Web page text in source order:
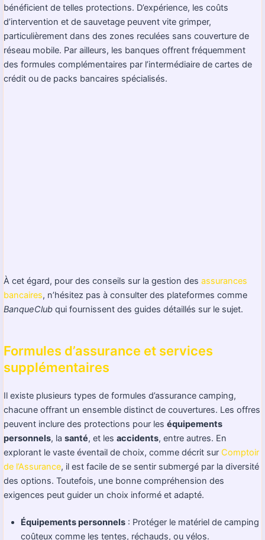
bénéficient de telles protections. D’expérience, les coûts
d’intervention et de sauvetage peuvent vite grimper,
particulièrement dans des zones reculées sans couverture de
réseau mobile. Par ailleurs, les banques offrent fréquemment
des formules complémentaires par l’intermédiaire de cartes de
crédit ou de packs bancaires spécialisés.
À cet égard, pour des conseils sur la gestion des assurances
bancaires, n’hésitez pas à consulter des plateformes comme
BanqueClub qui fournissent des guides détaillés sur le sujet.
Formules d’assurance et services
supplémentaires
Il existe plusieurs types de formules d’assurance camping,
chacune offrant un ensemble distinct de couvertures. Les offres
peuvent inclure des protections pour les équipements
personnels, la santé, et les accidents, entre autres. En
explorant le vaste éventail de choix, comme décrit sur Comptoir
de l’Assurance, il est facile de se sentir submergé par la diversité
des options. Toutefois, une bonne compréhension des
exigences peut guider un choix informé et adapté.
Équipements personnels : Protéger le matériel de camping
coûteux comme les tentes, réchauds, ou vélos.